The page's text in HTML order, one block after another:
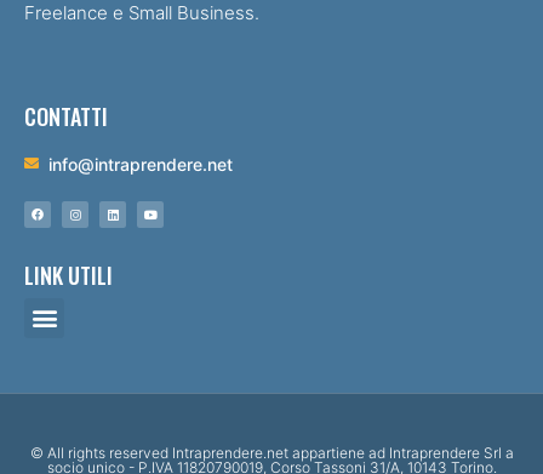
Freelance e Small Business.
CONTATTI
info@intraprendere.net
LINK UTILI
© All rights reserved Intraprendere.net appartiene ad Intraprendere Srl a
socio unico - P.IVA 11820790019, Corso Tassoni 31/A, 10143 Torino.